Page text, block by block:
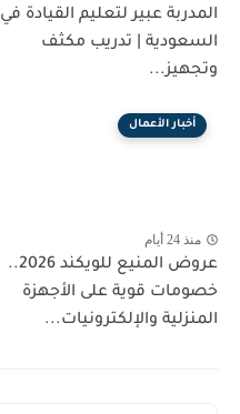
المدربة عبير لتعليم القيادة في
السعودية | تدريب مكثف
وتجهيز...
أخبار الأعمال
منذ 24 أيام
عروض المنيع للويكند 2026..
خصومات قوية على الأجهزة
المنزلية والإلكترونيات...